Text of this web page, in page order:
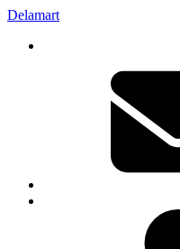
Delamart